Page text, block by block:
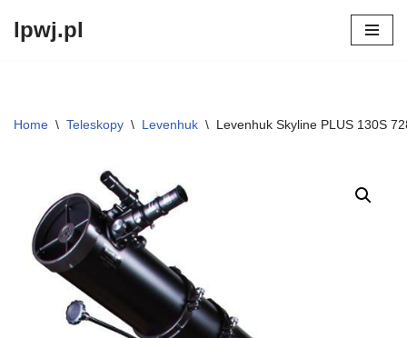
lpwj.pl
Home \ Teleskopy \ Levenhuk \ Levenhuk Skyline PLUS 130S